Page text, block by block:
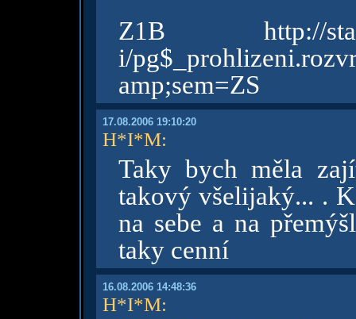
Z1B http://
i/
amp;sem=ZS
17.08.2006 19:10:20
H*I*M:
Taky bych měla
takový všelijaký... .
na sebe a na
taky cenní
16.08.2006 14:48:36
H*I*M: